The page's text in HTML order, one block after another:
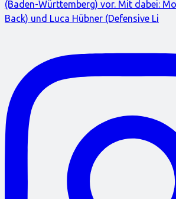
(Baden-Württemberg) vor. Mit dabei:
Back) und Luca Hübner (Defensive Li